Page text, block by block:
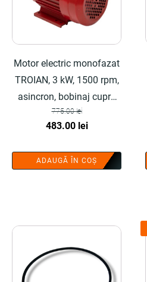
Motor electric monofazat
TROIAN, 3 kW, 1500 rpm,
asincron, bobinaj cupru
100%, carcasa fonta, fulie
inclusa - COBI SMART®
775.00lei
Prețul
a
483.00 leiPrețul
este:
ADAUGĂ ÎN COȘ